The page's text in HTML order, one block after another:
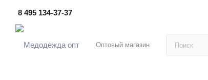
8 495 134-37-37
Оптовый магазин